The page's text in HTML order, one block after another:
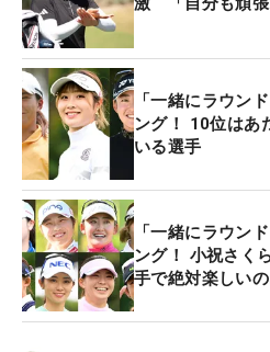
大会プロデューサーを務め
村啓太氏も、この5年間の取
深げだ。「色々試行錯誤が
めに何か残したいと思って
ジュニアが活躍するのは最
どこか片隅にキャムコカッ
ていてくれたら」。
大会は5年目の節目を迎えて
トによるライブ配信を行う
「一緒にラウン
ング！ 10位はあ
いる選手
「一緒にラウン
ング！ 小祝さく
手で絶対楽しい